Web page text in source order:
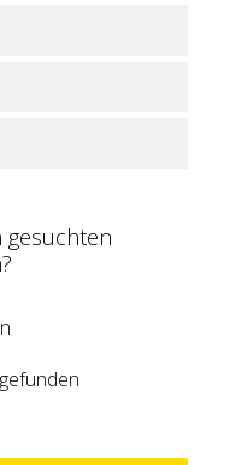
gesuchten